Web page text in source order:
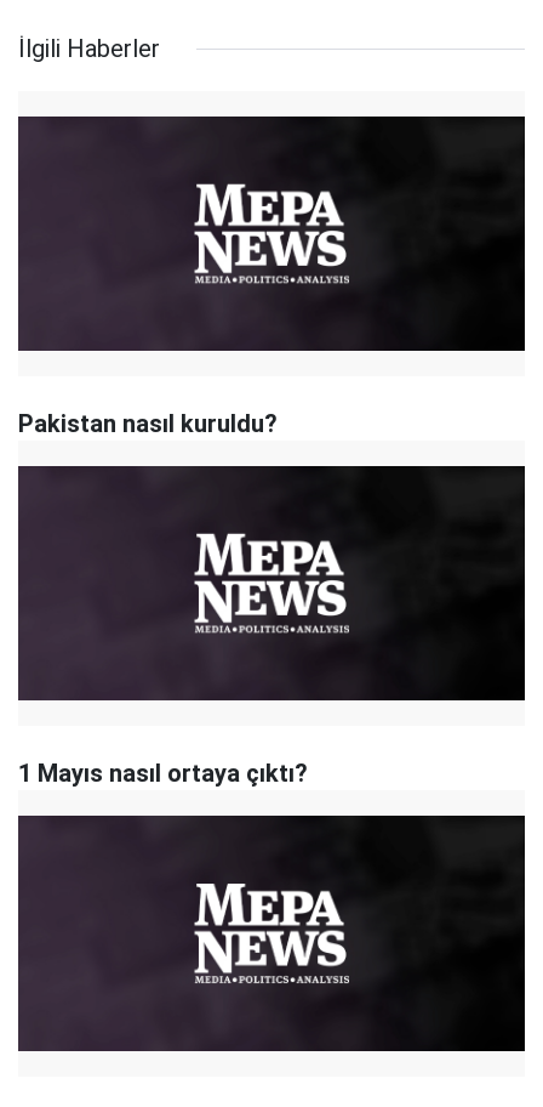
İlgili Haberler
Pakistan nasıl kuruldu?
1 Mayıs nasıl ortaya çıktı?